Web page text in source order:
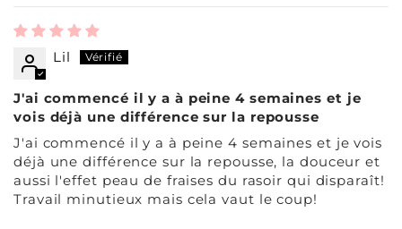
Lil
J'ai commencé il y a à peine 4 semaines et je
vois déjà une différence sur la repousse
J'ai commencé il y a à peine 4 semaines et je vois
déjà une différence sur la repousse, la douceur et
aussi l'effet peau de fraises du rasoir qui disparaît!
Travail minutieux mais cela vaut le coup!